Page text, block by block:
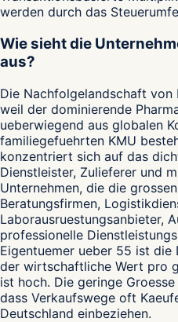
werden durch das
Wie sieht die
aus?
Die Nachfolgelandschaft
weil der dominierende
ueberwiegend aus globalen
familiegefuehrten KMU
konzentriert sich auf das
Dienstleister, Zulieferer und
Unternehmen, die die
Beratungsfirmen,
Laborausruestungsanbieter,
professionelle
Eigentuemer ueber 55 ist
der wirtschaftliche Wert pro
ist hoch. Die geringe
dass Verkaufswege oft
Deutschland einbeziehen.